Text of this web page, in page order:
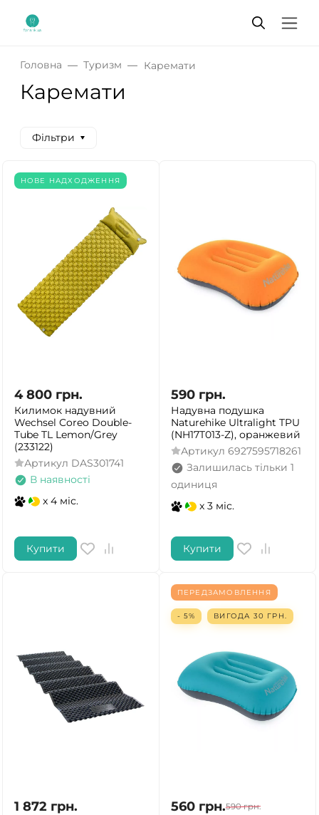
Головна Туризм Каремати
Каремати
Фільтри
НОВЕ НАДХОДЖЕННЯ
4 800 грн.
Килимок надувний
Wechsel Coreo Double-
Tube TL Lemon/Grey
(233122)
Артикул DAS301741
В наявності
x 4 міс.
Купити
590 грн.
Надувна подушка
Naturehike Ultralight TPU
(NH17T013-Z), оранжевий
Артикул 6927595718261
Залишилась тільки 1
одиниця
x 3 міс.
Купити
1 872 грн.
ПЕРЕДЗАМОВЛЕННЯ
- 5% ВИГОДА 30 ГРН.
560 грн.590 грн.